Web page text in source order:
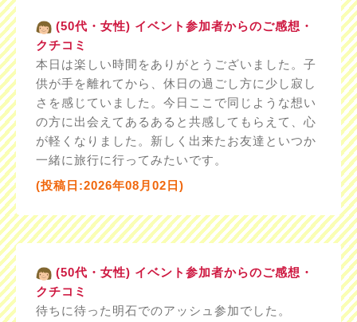
(50代・女性) イベント参加者からのご感想・
クチコミ
本日は楽しい時間をありがとうございました。子
供が手を離れてから、休日の過ごし方に少し寂し
さを感じていました。今日ここで同じような想い
の方に出会えてあるあると共感してもらえて、心
が軽くなりました。新しく出来たお友達といつか
一緒に旅行に行ってみたいです。
(投稿日:2026年08月02日)
(50代・女性) イベント参加者からのご感想・
クチコミ
待ちに待った明石でのアッシュ参加でした。